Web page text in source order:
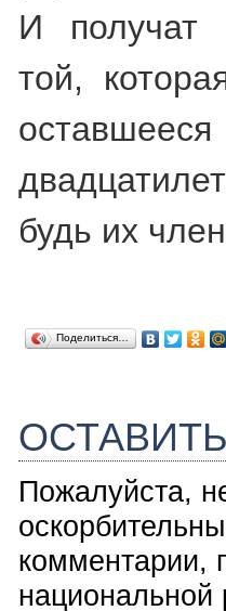
И получат
той,
будь их
Поделиться…
Пожалуйста,
комментарии,
национальной